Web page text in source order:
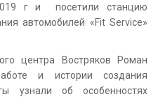
г и посетили станцию
автомобилей «Fit Service»
центра Востряков Роман
и истории создания
узнали об особенностях